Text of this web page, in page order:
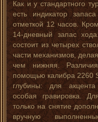
Как и у стандартного
есть индикатор
отметкой 12 часов.
14-дневный запас
состоит из четырех
части механизмов,
чем нижняя.
помощью калибра 2260
глубины: для акцента
особая гравировка.
только на снятие
вручную